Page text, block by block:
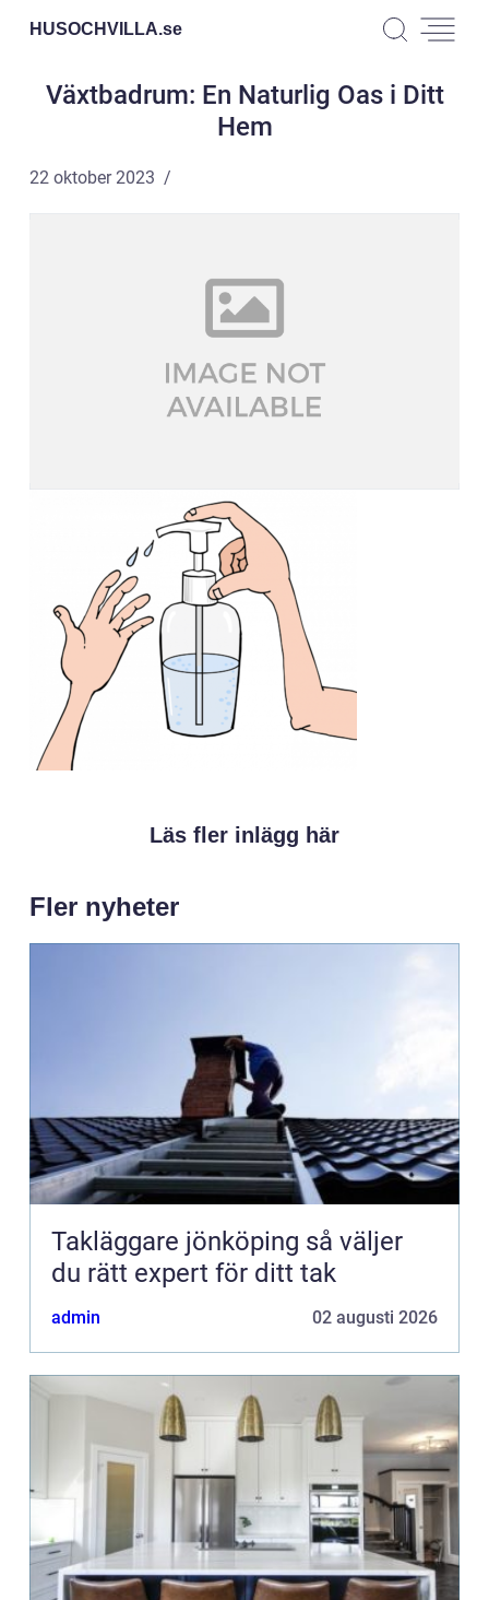
HUSOCHVILLA.se
Växtbadrum: En Naturlig Oas i Ditt
Hem
22 oktober 2023
Läs fler inlägg här
Fler nyheter
Takläggare jönköping så väljer
du rätt expert för ditt tak
admin 02 augusti 2026